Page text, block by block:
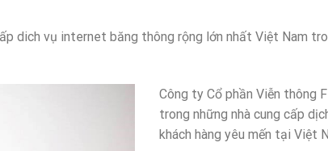
dich vụ internet băng thông rộng lớn nhất Việt Nam
Công ty Cổ phần Viễn thông
trong những nhà cung cấp
khách hàng yêu mến tại Việt